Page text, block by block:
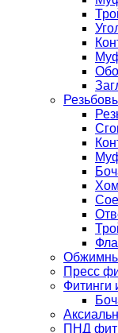
Пресс
Фитинги
ПНД